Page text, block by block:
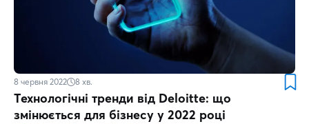
8 червня 2022 8 хв.
Технологічні тренди від Deloitte: що
змінюється для бізнесу у 2022 році